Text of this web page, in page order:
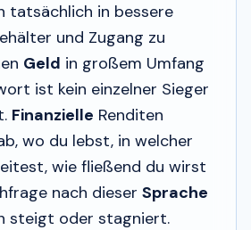
tatsächlich in bessere
und Zugang zu
Geld in großem Umfang
ist kein einzelner Sieger
Finanzielle Renditen
wo du lebst, in welcher
wie fließend du wirst
nach dieser Sprache
steigt oder stagniert.